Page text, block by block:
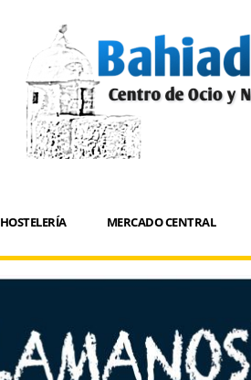
HOSTELERÍA MERCADO CENTRAL